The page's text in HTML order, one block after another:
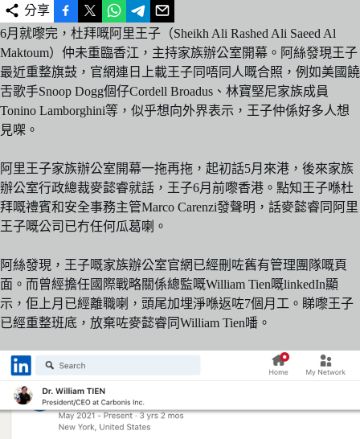
分享
6月就嚟完，杜拜嘅阿里王子（Sheikh Ali Rashed Ali Saeed Al
Maktoum）仲未重臨香江，主持家族辦公室開幕。阿絲發現王子
最近重整旗鼓，官網連日上載王子同唔同人嘅合照，例如美國饒
舌歌手Snoop Dogg個仔Cordell Broadus、林寶堅尼家族成員
Tonino Lamborghini等，似乎想向外界表示，王子仲係好多人想
見㗎。
阿里王子家族辦公室開幕一拖再拖，起初話5月來港，後來家族
辦公室行政總裁麥懿睿就話，王子6月前嚟香港。點知王子喺杜
拜嘅禮賓和安全事務主管Marco Carenzi發聲明，話麥懿睿同阿里
王子嘅公司已冇任何瓜葛喇。
阿絲發現，王子嘅家族辦公室官網已經刪咗舊有管理團隊嘅頁
面。而曾經擔任國際戰略關係總監嘅William Tien嘅linkedIn顯
示，佢上月已經離職喇，頭尾加埋淨喺返咗7個月工。睇嚟王子
已經重整班底，放棄咗麥懿睿同William Tien噃。